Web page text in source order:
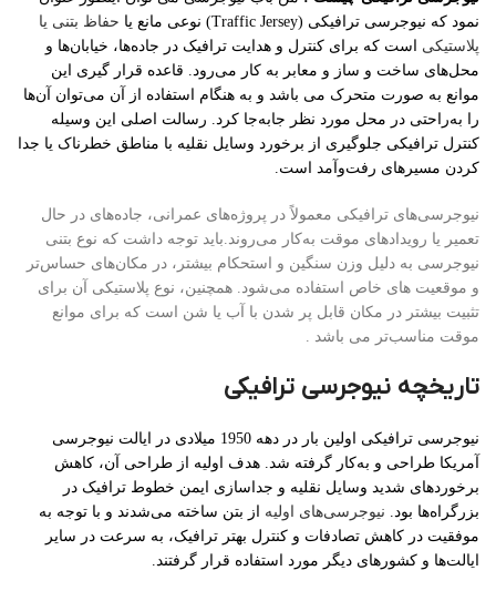
نمود که نیوجرسی ترافیکی (Traffic Jersey) نوعی مانع یا
حفاظ بتنی یا
پلاستیکی است که برای کنترل و هدایت ترافیک در جاده‌ها، خیابان‌ها و
محل‌های ساخت‌ و ساز و معابر به‌ کار می‌رود. قاعده قرار گیری این
موانع به صورت متحرک می باشد و به هنگام استفاده از آن می‌توان آن‌ها
را به‌راحتی در محل مورد نظر جابه‌جا کرد. رسالت اصلی این وسیله
کنترل ترافیکی جلوگیری از برخورد وسایل نقلیه با مناطق خطرناک یا جدا
کردن مسیرهای رفت‌وآمد است.
نیوجرسی‌های ترافیکی معمولاً در پروژه‌های عمرانی، جاده‌های در حال
تعمیر یا رویدادهای موقت به‌کار می‌روند.باید توجه داشت که نوع بتنی
نیوجرسی به دلیل وزن سنگین و استحکام بیشتر، در مکان‌های حساس‌تر
و موقعیت های خاص استفاده می‌شود. همچنین، نوع پلاستیکی آن برای
تثبیت بیشتر در مکان قابل پر شدن با آب یا شن است که برای موانع
موقت مناسب‌تر می باشد .
تاریخچه نیوجرسی ترافیکی
نیوجرسی ترافیکی اولین بار در دهه 1950 میلادی در ایالت نیوجرسی
آمریکا طراحی و به‌کار گرفته شد. هدف اولیه از طراحی آن، کاهش
برخوردهای شدید وسایل نقلیه و جداسازی ایمن خطوط ترافیک در
بزرگراه‌ها بود. نیوجرسی‌های اولیه از بتن ساخته می‌شدند و با توجه به
موفقیت در کاهش تصادفات و کنترل بهتر ترافیک، به سرعت در سایر
ایالت‌ها و کشورهای دیگر مورد استفاده قرار گرفتند.